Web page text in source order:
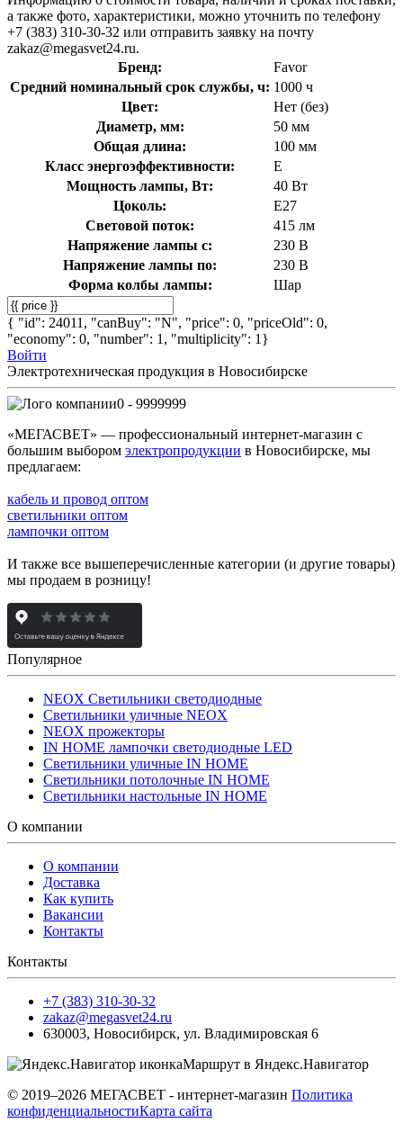
а также фото, характеристики, можно уточнить по телефону
+7 (383) 310-30-32 или отправить заявку на почту
zakaz@megasvet24.ru.
Бренд:
Favor
Средний номинальный срок службы, ч: 1000 ч
Цвет:
Нет (без)
Диаметр, мм:
50 мм
Общая длина:
100 мм
Класс энергоэффективности:
E
Мощность лампы, Вт:
40 Вт
Цоколь:
E27
Световой поток:
415 лм
Напряжение лампы с:
230 В
Напряжение лампы по:
230 В
Форма колбы лампы:
Шар
{ "id": 24011, "canBuy": "N", "price": 0, "priceOld": 0,
"economy": 0, "number": 1, "multiplicity": 1}
Войти
Электротехническая продукция в Новосибирске
0 - 9999999
«МЕГАСВЕТ» — профессиональный интернет-магазин с
большим выбором электропродукции в Новосибирске, мы
предлагаем:
кабель и провод оптом
светильники оптом
лампочки оптом
И также все вышеперечисленные категории (и другие товары)
мы продаем в розницу!
Популярное
NEOX Светильники светодиодные
Светильники уличные NEOX
NEOX прожекторы
IN HOME лампочки светодиодные LED
Светильники уличные IN HOME
Светильники потолочные IN HOME
Светильники настольные IN HOME
О компании
О компании
Доставка
Как купить
Вакансии
Контакты
Контакты
+7 (383) 310-30-32
zakaz@megasvet24.ru
630003, Новосибирск, ул. Владимировская 6
Маршрут в Яндекс.Навигатор
© 2019–2026 МЕГАСВЕТ - интернет-магазин Политика
конфиденциальностиКарта сайта